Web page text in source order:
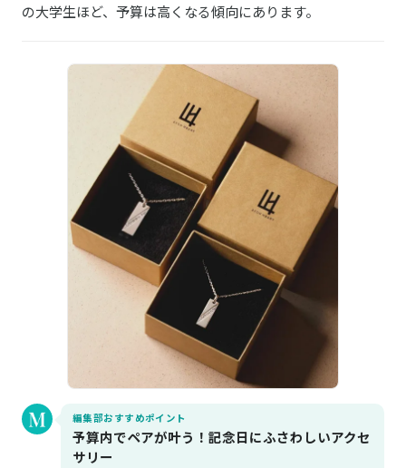
の大学生ほど、予算は高くなる傾向にあります。
編集部おすすめポイント
予算内でペアが叶う！記念日にふさわしいアクセ
サリー